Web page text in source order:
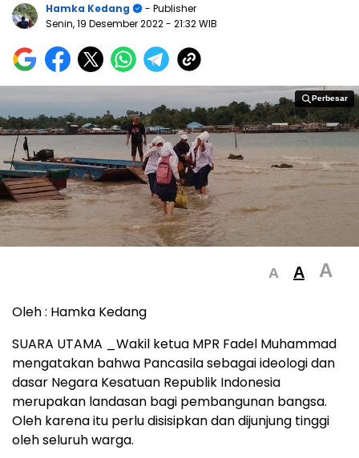
Hamka Kedang
- Publisher
Senin, 19 Desember 2022- 21:32 WIB
Perbesar
Perbesar
A A A
Oleh : Hamka Kedang
SUARA UTAMA _Wakil ketua MPR Fadel Muhammad
mengatakan bahwa Pancasila sebagai ideologi dan
dasar Negara Kesatuan Republik Indonesia
merupakan landasan bagi pembangunan bangsa.
Oleh karena itu perlu disisipkan dan dijunjung tinggi
oleh seluruh warga.